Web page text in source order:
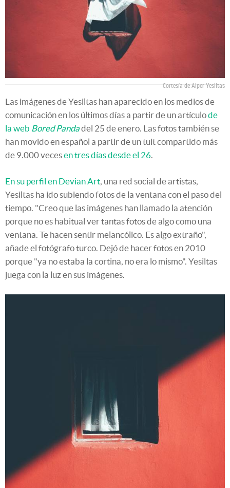
Cortesía de Alper Yesiltas
Las imágenes de Yesiltas han aparecido en los medios de
comunicación en los últimos días a partir de un artículode
la web Bored Pandadel 25 de enero. Las fotos también se
han movido en español a partir de un tuit compartido más
de 9.000 vecesen tres días desde el 26
En su perfil en Devian Art , una red social de artistas,
Yesiltas ha ido subiendo fotos de la ventana con el paso del
tiempo. "Creo que las imágenes han llamado la atención
porque no es habitual ver tantas fotos de algo como una
ventana. Te hacen sentir melancólico. Es algo extraño",
añade el fotógrafo turco. Dejó de hacer fotos en 2010
porque "ya no estaba la cortina, no era lo mismo". Yesiltas
juega con la luz en sus imágenes.